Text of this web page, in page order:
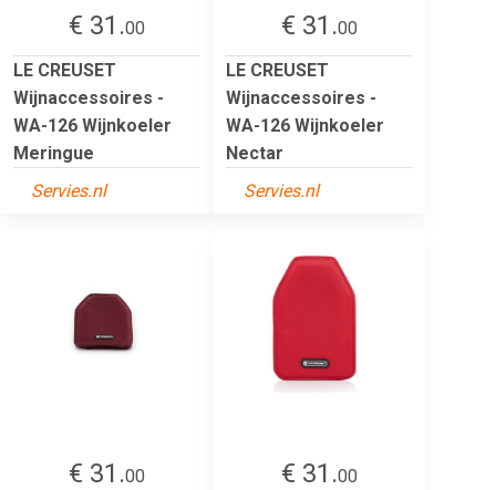
€ 31.00
LE CREUSET
Wijnaccessoires -
WA-126 Wijnkoeler
Meringue
Servies.nl
€ 31.00
LE CREUSET
Wijnaccessoires -
WA-126 Wijnkoeler
Nectar
Servies.nl
€ 31.00
€ 31.00